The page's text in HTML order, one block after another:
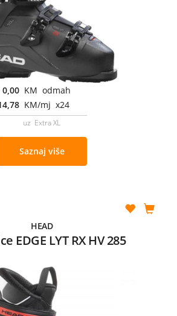
0,00 KM odmah
KM/mj x24
uz Extra XL
Saznaj više
HEAD
EDGE LYT RX HV 285